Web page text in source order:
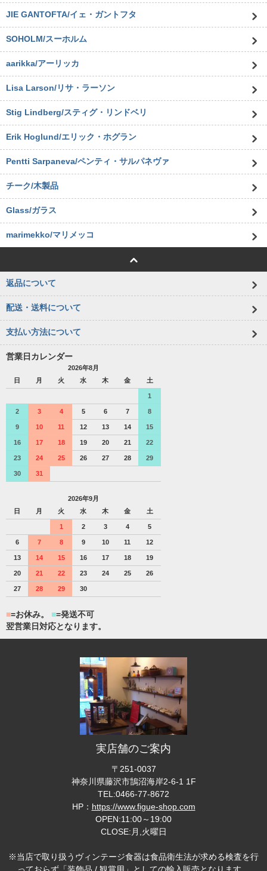
JIE GANTOFTA/イェ・ガントフタ
SOHOLM/スーホルム
aarikka/アーリッカ
Lisa Larson/リサ・ラーソン
Stig Lindberg/スティグ・リンドベリ
Erik Hoglund/エリック・ホグラン
Pentti Sarpaneva/ペンティ・サルパネヴァ
チーク/木製品
Glass/ガラス
marimekko/マリメッコ
返品について
配送・送料について
支払い方法について
営業日カレンダー
2026年8月
日
月 火 水 木 金 土
1
2 3 4 5 6 7 8
9 10 11 12 13 14 15
16 17 18 19 20 21 22
23 24 25 26 27 28 29
30 31
2026年9月
日
月 火 水 木 金 土
1 2 3 4 5
6 7 8 9 10 11 12
13 14 15 16 17 18 19
20 21 22 23 24 25 26
27 28 29 30
■=お休み。 ■=発送不可
翌営業日対応となります。
実店舗のご案内
〒251-0037
神奈川県藤沢市鵠沼海岸2-6-1 1F
TEL:0466-77-8672
HP： https://www.figue-shop.com
OPEN:11:00～19:00
CLOSE:月,火曜日
※当店で取り扱うヴィンテージ食器は食品衛生法が求める検査を行